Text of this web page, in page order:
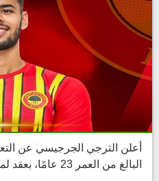
أعلن الترجي الجرجيسي عن
البالغ من العمر 23 عامًا، بعقد لمدة ثلاث سنوات.